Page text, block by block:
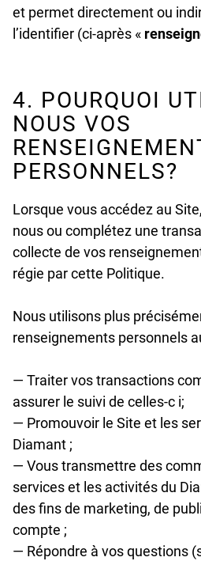
et permet directement ou
l’identifier (ci-après «
4. POURQUOI
NOUS VOS
PERSONNELS?
Lorsque vous accédez au
nous ou complétez une
collecte de vos
régie par cette Politique.
Nous utilisons plus
renseignements personnels
— Traiter vos transactions
assurer le suivi de celles-c i;
— Promouvoir le Site et les
Diamant ;
— Vous transmettre des
services et les activités du
des fins de marketing, de
compte ;
— Répondre à vos questions